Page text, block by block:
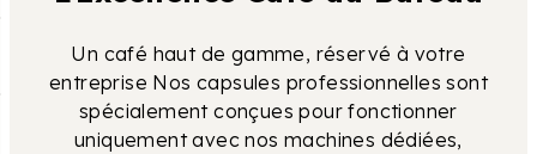
Un café haut de gamme, réservé à votre
entreprise Nos capsules professionnelles sont
spécialement conçues pour fonctionner
uniquement avec nos machines dédiées,